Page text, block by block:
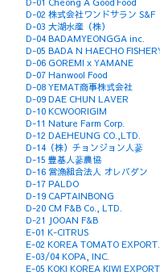
D-02 株式会社ワンドサラン S&F
D-03 大湖水産（株）
D-04 BADAMYEONGGA inc.
D-05 BADA N HAECHO
D-06 GOREMI x YAMANE
D-07 Hanwool Food
D-08 YEMAT商事株式会社
D-09 DAE CHUN LAVER
D-10 KCWOORIGIM
D-11 Nature Farm Corp.
D-12 DAEHEUNG CO.,LTD.
D-14（株）チョンジョン人蔘
D-15 豊基人蔘農協
D-16 営漁組合法人 オレバダン
D-17 PALDO
D-19 CAPTAINBONG
D-20 CM F&B Co., LTD.
D-21 JOOAN F&B
E-01 K-CITRUS
E-02 KOREA TOMATO
E-03/04 KOPA, INC.
E-05 KOKI KOREA KIWI EXPORT